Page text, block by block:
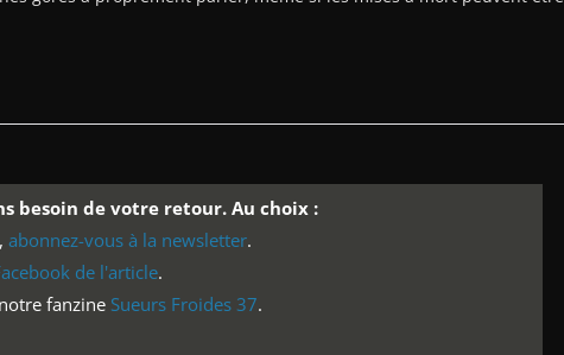
besoin de votre retour. Au choix :
abonnez-vous à la newsletter.
de l'article.
fanzine Sueurs Froides 37.